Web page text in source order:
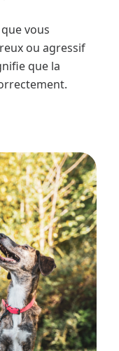
vous
ou agressif
que la